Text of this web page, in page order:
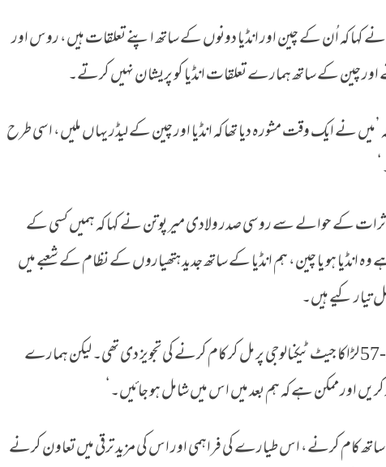
کہ اُن کے چین اور انڈیا دونوں کے ساتھ اپنے تعلقات ہیں، روس اور
اور چین کے ساتھ ہمارے تعلقات انڈیا کو پریشان نہیں کرتے۔
نے ایک وقت مشورہ دیا تھا کہ انڈیا اور چین کے لیڈر یہاں ملیں، اسی طرح
کے حوالے سے روسی صدر ولادی میر پوتن نے کہا کہ ہمیں کسی کے
انڈیا ہو یا چین، ہم انڈیا کے ساتھ جدید ہتھیاروں کے نظام کے شعبے میں
تیار کیے ہیں۔
انھوں نے کہا کہ ’روس نے انڈیا کو سکھوئی-57 لڑاکا جیٹ ٹیکنالوجی پر مل کر کام کرنے کی تجویز دی تھی۔ لیکن ہمارے
اور ممکن ہے کہ ہم بعد میں اس میں شامل ہو جائیں۔‘
کام کرنے، اس طیارے کی فراہمی اور اس کی مزید ترقی میں تعاون کرنے